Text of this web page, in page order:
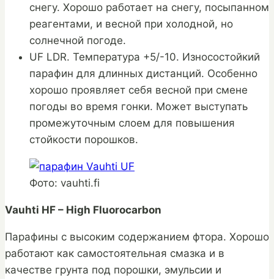
снегу. Хорошо работает на снегу, посыпанном
реагентами, и весной при холодной, но
солнечной погоде.
UF LDR. Температура +5/-10. Износостойкий
парафин для длинных дистанций. Особенно
хорошо проявляет себя весной при смене
погоды во время гонки. Может выступать
промежуточным слоем для повышения
стойкости порошков.
Фото: vauhti.fi
Vauhti HF – High Fluorocarbon
Парафины с высоким содержанием фтора. Хорошо
работают как самостоятельная смазка и в
качестве грунта под порошки, эмульсии и